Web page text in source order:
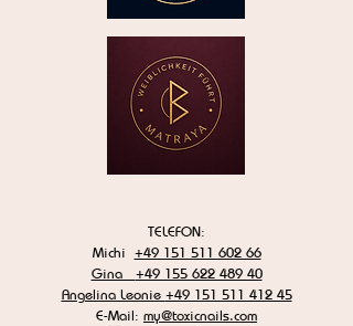
TELEFON:
Michi +49 151 511 602 66
Gina +49 155 622 489 40
Angelina Leonie +49 151 511 412 45
E-Mail: my@toxicnails.com